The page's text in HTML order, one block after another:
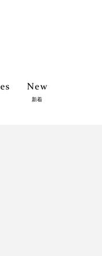
新着